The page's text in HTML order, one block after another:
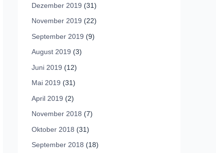
Dezember 2019 (31)
November 2019 (22)
September 2019 (9)
August 2019 (3)
Juni 2019 (12)
Mai 2019 (31)
April 2019 (2)
November 2018 (7)
Oktober 2018 (31)
September 2018 (18)